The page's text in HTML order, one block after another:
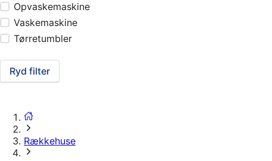
Opvaskemaskine
Vaskemaskine
Tørretumbler
Ryd filter
Rækkehuse